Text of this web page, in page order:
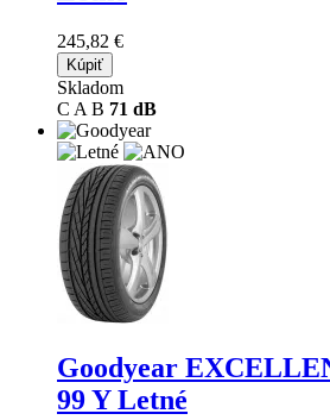
245,82 €
Kúpiť
Skladom
C A B 71 dB
Goodyear
99 Y Letné